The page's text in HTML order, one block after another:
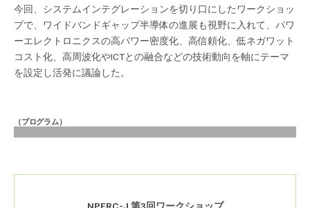
今回、システムインテグレーションを切り口にしたワークショッ
プで、ワイドバンドギャップ半導体の進展も視野に入れて、パワ
ーエレクトロニクスの高パワー密度化、高信頼化、低ネガワット
コスト化、高周波化やICTとの融合などの技術動向を軸にテーマ
を設定し活発に議論した。
（プログラム）
NPERC-J 第3回ワークショップ